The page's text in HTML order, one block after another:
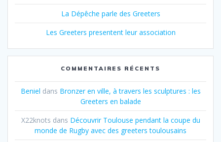
La Dépêche parle des Greeters
Les Greeters presentent leur association
COMMENTAIRES RÉCENTS
Beniel dans Bronzer en ville, à travers les sculptures : les
Greeters en balade
X22knots dans Découvrir Toulouse pendant la coupe du
monde de Rugby avec des greeters toulousains